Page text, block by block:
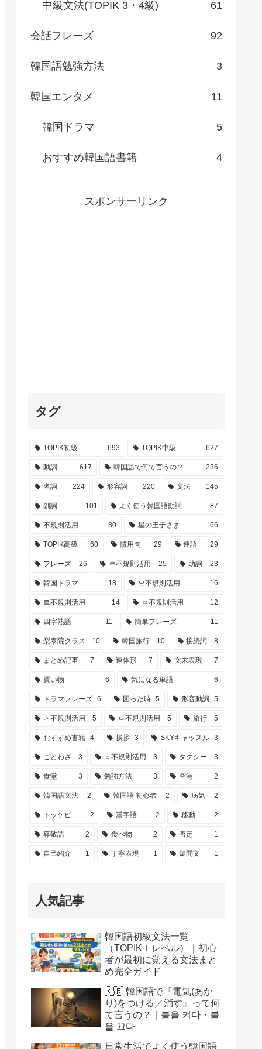
中級文法(TOPIK 3・4級) 61
会話フレーズ 92
韓国語勉強方法 3
韓国エンタメ 11
韓国ドラマ 5
おすすめ韓国語書籍 4
スポンサーリンク
タグ
TOPIK初級 693 TOPIK中級 627
動詞 617 韓国語で何て言うの？ 236
名詞 224 形容詞 220 文法 145
副詞 101 よく使う韓国語動詞 87
不規則活用 80 星の王子さま 66
TOPIK高級 60 慣用句 29 連語 29
フレーズ 26 ㄹ不規則活用 25 助詞 23
韓国ドラマ 18 으不規則活用 16
르不規則活用 14 ㅂ不規則活用 12
四字熟語 11 簡単フレーズ 11
梨泰院クラス 10 韓国旅行 10 接続詞 8
まとめ記事 7 連体形 7 文末表現 7
買い物 6 気になる単語 6
ドラマフレーズ 6 困った時 5 形容動詞 5
ㅅ不規則活用 5 ㄷ不規則活用 5 旅行 5
おすすめ書籍 4 挨拶 3 SKYキャッスル 3
ことわざ 3 ㅎ不規則活用 3 タクシー 3
食堂 3 勉強方法 3 空港 2
韓国語文法 2 韓国語 初心者 2 病気 2
トッケビ 2 漢字語 2 移動 2
尊敬語 2 食べ物 2 否定 1
自己紹介 1 丁寧表現 1 疑問文 1
人気記事
韓国語初級文法一覧
（TOPIKⅠレベル）｜初心
者が最初に覚える文法まと
め完全ガイド
🇰🇷 韓国語で『電気(あか
り)をつける／消す』って何
て言うの？｜불을 켜다・불
을 끄다
日常生活でよく使う韓国語